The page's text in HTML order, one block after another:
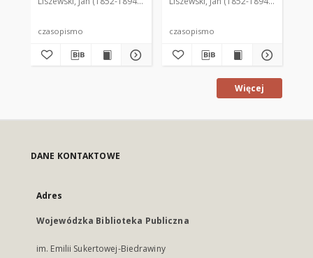
czasopismo czasopismo
Więcej
DANE KONTAKTOWE
Adres
Wojewódzka Biblioteka Publiczna
im. Emilii Sukertowej-Biedrawiny